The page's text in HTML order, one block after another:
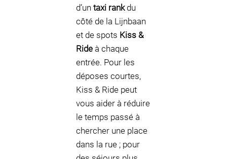
d’un taxi rankdu
côté de la Lijnbaan
et de spots Kiss &
Ride à chaque
entrée. Pour les
déposes courtes,
Kiss & Ride peut
vous aider à réduire
le temps passé à
chercher une place
dans la rue ; pour